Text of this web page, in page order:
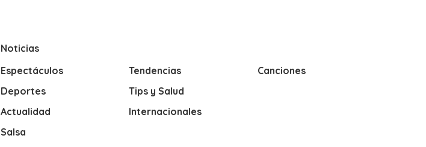
Noticias
Espectáculos
Deportes
Actualidad
Salsa
Tendencias
Tips y Salud
Internacionales
Canciones